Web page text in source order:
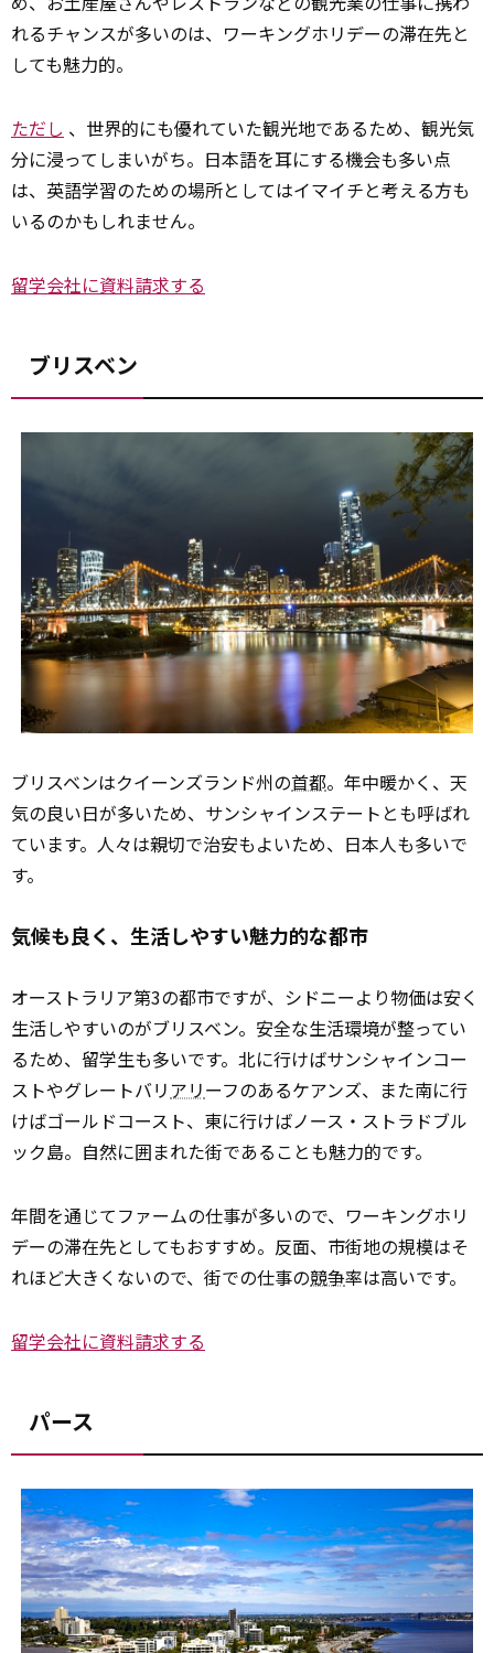
れるチャンスが多いのは、ワーキングホリデーの滞在先と
しても魅力的。
ただし 、世界的にも優れていた観光地であるため、観光気
分に浸ってしまいがち。日本語を耳にする機会も多い点
は、英語学習のための場所としてはイマイチと考える方も
いるのかもしれません。
留学会社に資料請求する
ブリスベン
ブリスベンはクイーンズランド州の首都。年中暖かく、天
気の良い日が多いため、サンシャインステートとも呼ばれ
ています。人々は親切で治安もよいため、日本人も多いで
す。
気候も良く、生活しやすい魅力的な都市
オーストラリア第3の都市ですが、シドニーより物価は安く
生活しやすいのがブリスベン。安全な生活環境が整ってい
るため、留学生も多いです。北に行けばサンシャインコー
ストやグレートバリアリーフのあるケアンズ、また南に行
けばゴールドコースト、東に行けばノース・ストラドブル
ック島。自然に囲まれた街であることも魅力的です。
年間を通じてファームの仕事が多いので、ワーキングホリ
デーの滞在先としてもおすすめ。反面、市街地の規模はそ
れほど大きくないので、街での仕事の競争率は高いです。
留学会社に資料請求する
パース